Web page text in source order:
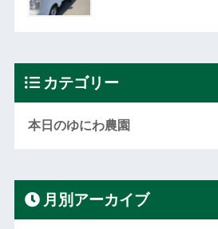
カテゴリー
本日のゆにわ農園
月別アーカイブ